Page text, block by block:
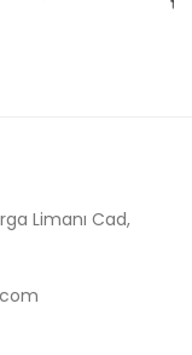
Limanı Cad,